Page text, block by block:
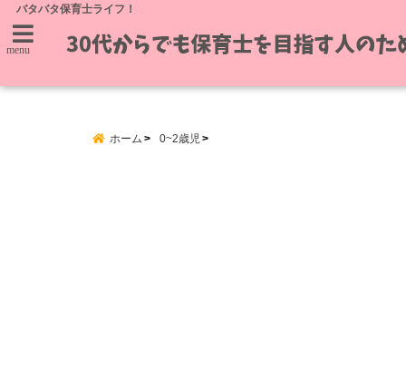
バタバタ保育士ライフ！
menu
ホーム 0~2歳児